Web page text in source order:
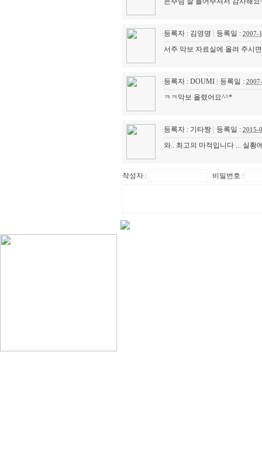
등록자 : 김영명 등록일 : 2007-
서주 악보 자료실에 올려 주시
등록자 : DOUMI 등록일 :
ㅋㅋ악보 올렸어요^^*
등록자 : 기타짱 등록일 : 2015-
와.. 최고의 마적입니다 ... 실황
작성자 : 비밀번호 :